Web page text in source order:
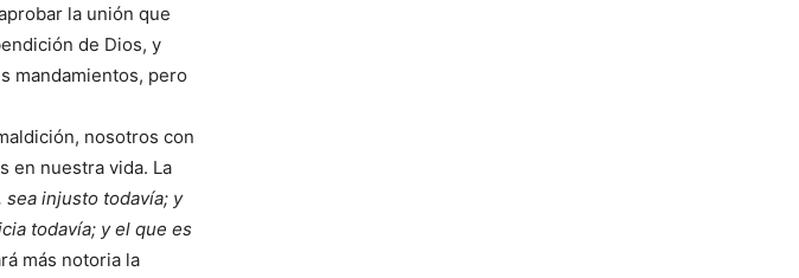
la unión que
de Dios, y
mandamientos, pero
nosotros con
en nuestra vida. La
sea injusto todavía; y
todavía; y el que es
más notoria la